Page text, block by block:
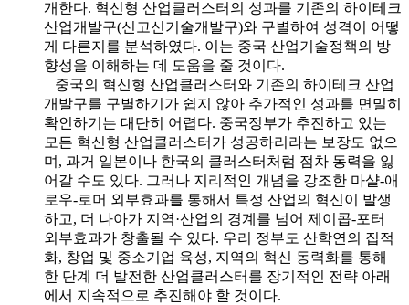
개한다. 혁신형 산업클러스터의 성과를 기존의 하이테크
산업개발구(신고신기술개발구)와 구별하여 성격이 어떻
게 다른지를 분석하였다. 이는 중국 산업기술정책의 방
향성을 이해하는 데 도움을 줄 것이다.
중국의 혁신형 산업클러스터와 기존의 하이테크 산업
개발구를 구별하기가 쉽지 않아 추가적인 성과를 면밀히
확인하기는 대단히 어렵다. 중국정부가 추진하고 있는
모든 혁신형 산업클러스터가 성공하리라는 보장도 없으
며, 과거 일본이나 한국의 클러스터처럼 점차 동력을 잃
어갈 수도 있다. 그러나 지리적인 개념을 강조한 마샬-애
로우-로머 외부효과를 통해서 특정 산업의 혁신이 발생
하고, 더 나아가 지역·산업의 경계를 넘어 제이콥-포터
외부효과가 창출될 수 있다. 우리 정부도 산학연의 집적
화, 창업 및 중소기업 육성, 지역의 혁신 동력화를 통해
한 단계 더 발전한 산업클러스터를 장기적인 전략 아래
에서 지속적으로 추진해야 할 것이다.